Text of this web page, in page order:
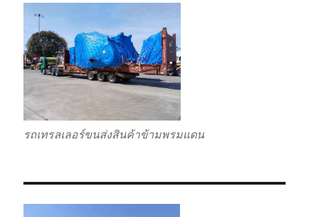
รถเทรลเลอร์ขนส่งสินค้าข้ามพรมแดน